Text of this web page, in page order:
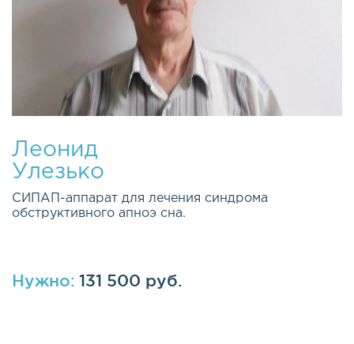
Леонид
Улезько
СИПАП-аппарат для лечения синдрома
обструктивного апноэ сна.
Нужно: 131 500 руб.